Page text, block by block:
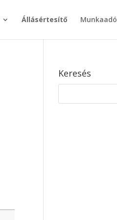
Állásértesítő
Keresés